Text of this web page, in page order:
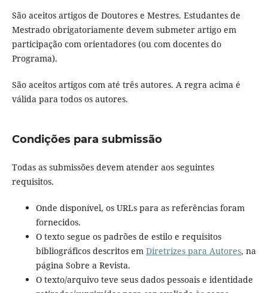
São aceitos artigos de Doutores e Mestres. Estudantes de
Mestrado obrigatoriamente devem submeter artigo em
participação com orientadores (ou com docentes do
Programa).
São aceitos artigos com até três autores. A regra acima é
válida para todos os autores.
Condições para submissão
Todas as submissões devem atender aos seguintes
requisitos.
Onde disponível, os URLs para as referências foram
fornecidos.
O texto segue os padrões de estilo e requisitos
bibliográficos descritos em Diretrizes para Autores, na
página Sobre a Revista.
O texto/arquivo teve seus dados pessoais e identidade